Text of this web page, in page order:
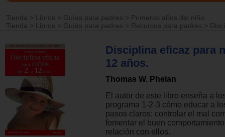
Tienda > Libros > Guías para padres > Primeros años del niño
Tienda
> Libros > Guías para padres > Recursos para padres >
Disciplina eficaz para
12 años.
Thomas W. Phelan
El autor de este libro enseña a
programa 1-2-3 cómo educar a
pasos claros: controlar el mal
fomentar el buen
relación con ellos.